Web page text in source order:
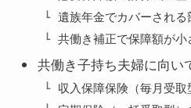
遺族年金でカバーされる
共働き補正で保障額が小
共働き子持ち夫婦に向い
収入保障保険（毎月受取